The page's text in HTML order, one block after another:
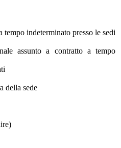
indeterminato presso le sedi
assunto a contratto a tempo
della sede